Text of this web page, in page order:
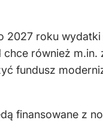
2027 roku
również
fundusz
finansowane z